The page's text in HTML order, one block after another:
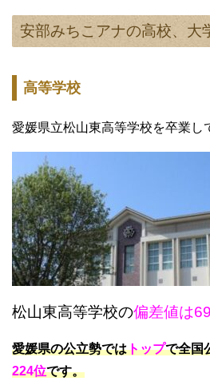
安部みちこアナの高校、大
高等学校
愛媛県立松山東高等学校を卒業し
松山東高等学校の偏差値は69
愛媛県の公立勢ではトップで全国
224位です。